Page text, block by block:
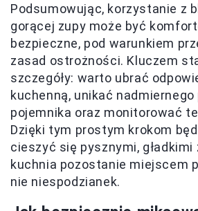
Podsumowując, korzystanie z
gorącej zupy może być
bezpieczne, pod warunkiem
zasad ostrożności. Kluczem
szczegóły: warto ubrać
kuchenną, unikać nadmiernego
pojemnika oraz monitorować
Dzięki tym prostym krokom
cieszyć się pysznymi, gładkimi
kuchnia pozostanie miejscem
nie niespodzianek.